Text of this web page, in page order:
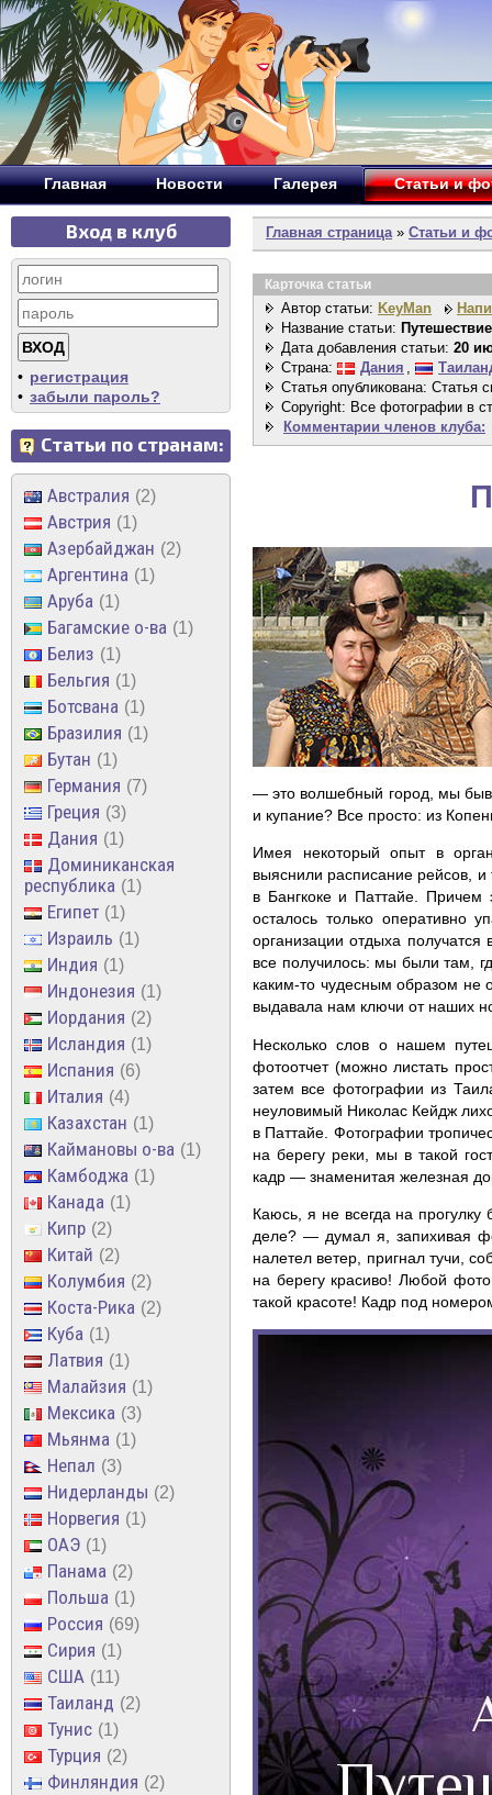
Главная Новости Галерея Статьи и
Вход в клуб
• регистрация
• забыли пароль?
Статьи по странам:
Австралия 2
Австрия 1
Азербайджан 2
Аргентина 1
Аруба 1
Багамские о-ва 1
Белиз 1
Бельгия 1
Ботсвана 1
Бразилия 1
Бутан 1
Германия 7
Греция 3
Дания 1
Доминиканская
республика
1
Египет 1
Израиль 1
Индия 1
Индонезия 1
Иордания 2
Исландия 1
Испания 6
Италия 4
Казахстан 1
Каймановы о-ва 1
Камбоджа 1
Канада 1
Кипр 2
Китай 2
Колумбия 2
Коста-Рика 2
Куба 1
Латвия 1
Малайзия 1
Мексика 3
Мьянма 1
Непал 3
Нидерланды 2
Норвегия 1
ОАЭ 1
Панама 2
Польша 1
Россия 69
Сирия 1
США 11
Таиланд 2
Тунис 1
Турция 2
Финляндия 2
Главная страница» Статьи и
Карточка статьи
Автор статьи: KeyMan
Название статьи:
Дата добавления статьи: 20
Страна:
Дания ,
Статья опубликована: Статья
Copyright: Все фотографии в
Комментарии членов клуба:
— это волшебный город, мы
и купание? Все просто: из
Имея некоторый опыт в
выяснили расписание рейсов, и
в Бангкоке и Паттайе. Причем
осталось только оперативно
организации отдыха
все получилось: мы были там,
каким-то чудесным образом не
выдавала нам ключи от наших
Несколько слов о нашем
фотоотчет (можно листать
затем все фотографии из
неуловимый Николас Кейдж
в Паттайе. Фотографии
на берегу реки, мы в такой
кадр — знаменитая железная
Каюсь, я не всегда на
деле? — думал я, запихивая
налетел ветер, пригнал тучи,
на берегу красиво! Любой
такой красоте! Кадр под